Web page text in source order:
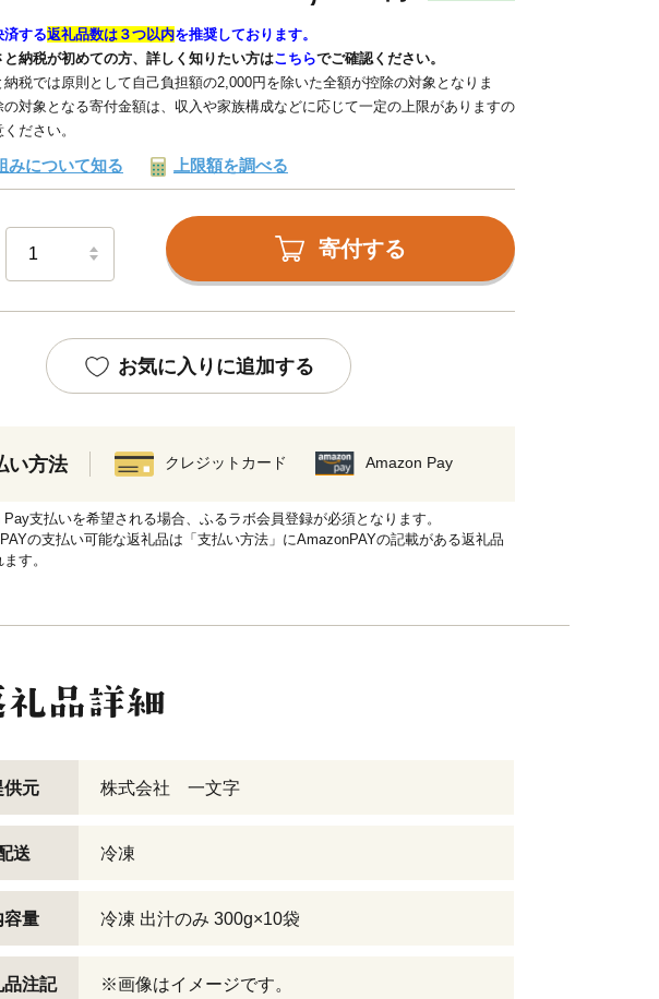
済する返礼品数は３つ以内を推奨しております。
と納税が初めての方、詳しく知りたい方はこちらでご確認ください。
納税では原則として自己負担額の2,000円を除いた全額が控除の対象となりま
の対象となる寄付金額は、収入や家族構成などに応じて一定の上限がありますの
ださい。
みについて知る 上限額を調べる
寄付する
お気に入りに追加する
い方法 クレジットカード Amazon Pay
支払いを希望される場合、ふるラボ会員登録が必須となります。
の支払い可能な返礼品は「支払い方法」にAmazonPAYの記載がある返礼品
す。
供元 株式会社 一文字
送 冷凍
容量 冷凍 出汁のみ 300g×10袋
品注記
※画像はイメージです。